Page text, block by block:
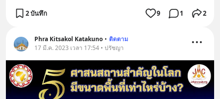
2 บันทึก 9 1 2
Phra​ Kitsakol​ Katakuno • ติดตาม
17 มี.ค. 2023 เวลา 17:54 • ปรัชญา